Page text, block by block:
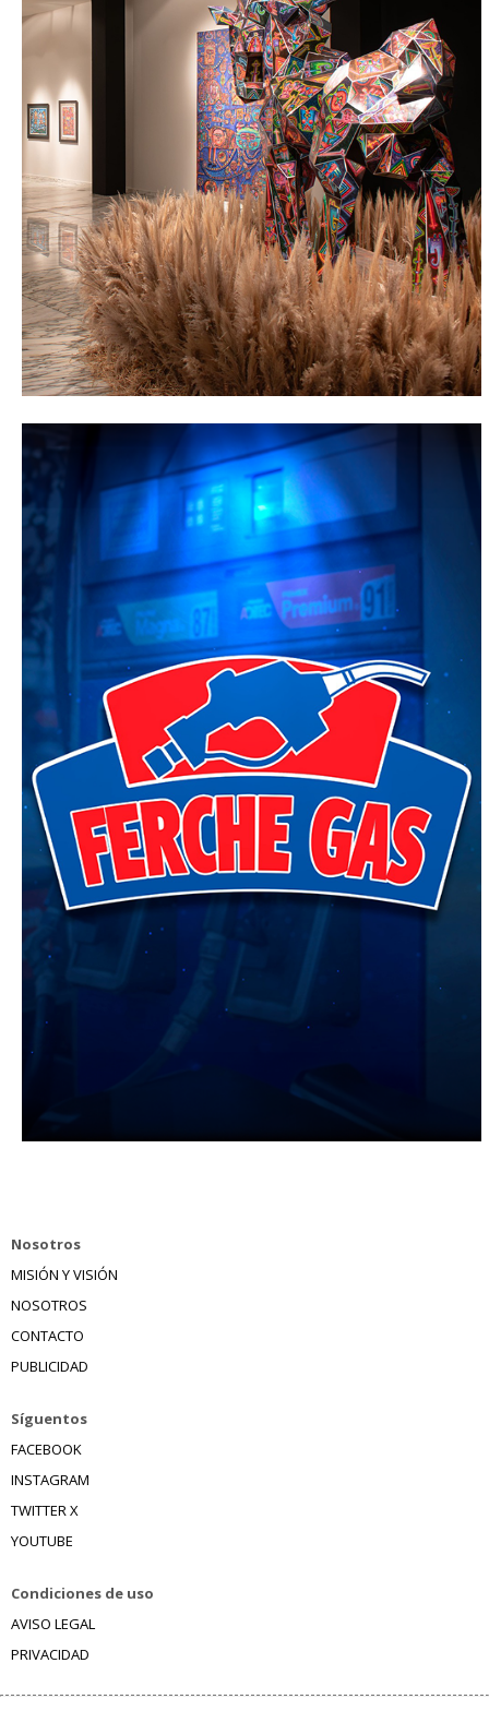
Nosotros
MISIÓN Y VISIÓN
NOSOTROS
CONTACTO
PUBLICIDAD
Síguentos
FACEBOOK
INSTAGRAM
TWITTER X
YOUTUBE
Condiciones de uso
AVISO LEGAL
PRIVACIDAD